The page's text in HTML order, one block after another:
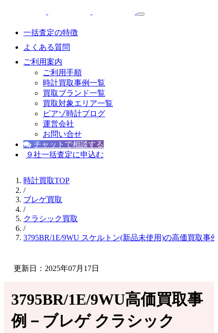
一括査定の特徴
よくある質問
ご利用案内
ご利用手順
時計買取事例一覧
買取ブランド一覧
買取対象エリア一覧
ピアゾ時計ブログ
運営会社
お問い合せ
チャットで相談する
９社一括査定に申込む
時計買取TOP
/
ブレゲ買取
/
クラシック買取
/
3795BR/1E/9WU スケルトン(新品未使用)の高価買取事例
更新日：2025年07月17日
3795BR/1E/9WU高価買取事
例－ブレゲ クラシック